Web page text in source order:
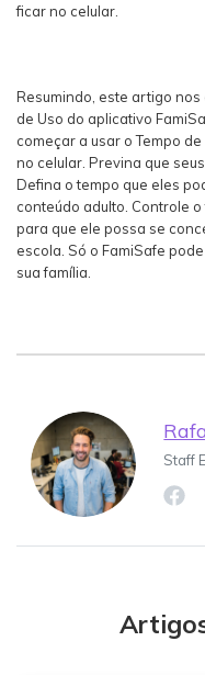
ficar no celular.
Resumindo, este artigo
de Uso do aplicativo
começar a usar o Tempo
no celular. Previna que
Defina o tempo que eles
conteúdo adulto. Controle
para que ele possa se
escola. Só o FamiSafe
sua família.
Staff